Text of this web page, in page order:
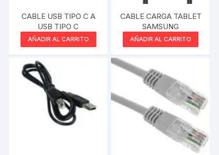
CABLE USB TIPO C A
USB TIPO C
AÑADIR AL CARRITO
CABLE CARGA TABLET
SAMSUNG
AÑADIR AL CARRITO